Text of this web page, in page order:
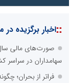
::اخبار برگزیده
سهامداران در سراسر
فراتر از بحران؛